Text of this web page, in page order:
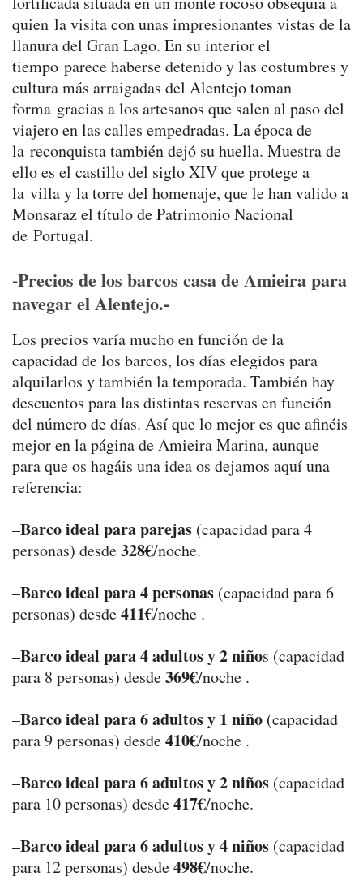
quien la visita con unas impresionantes vistas de la
llanura del Gran Lago. En su interior el
tiempo parece haberse detenido y las costumbres y
cultura más arraigadas del Alentejo toman
forma gracias a los artesanos que salen al paso del
viajero en las calles empedradas. La época de
la reconquista también dejó su huella. Muestra de
ello es el castillo del siglo XIV que protege a
la villa y la torre del homenaje, que le han valido a
Monsaraz el título de Patrimonio Nacional
de Portugal.
-Precios de los barcos casa de Amieira para
navegar el Alentejo.-
Los precios varía mucho en función de la
capacidad de los barcos, los días elegidos para
alquilarlos y también la temporada. También hay
descuentos para las distintas reservas en función
del número de días. Así que lo mejor es que afinéis
mejor en la página de Amieira Marina, aunque
para que os hagáis una idea os dejamos aquí una
referencia:
–Barco ideal para parejas (capacidad para 4
personas) desde328€/noche.
–Barco ideal para 4 personas (capacidad para 6
personas) desde411€/noche .
–Barco ideal para 4 adultos y 2 niños (capacidad
para 8 personas) desde369€/noche .
–Barco ideal para 6 adultos y 1 niño (capacidad
para 9 personas) desde410€/noche .
–Barco ideal para 6 adultos y 2 niños (capacidad
para 10 personas) desde417€/noche.
–Barco ideal para 6 adultos y 4 niños (capacidad
para 12 personas) desde498€/noche.